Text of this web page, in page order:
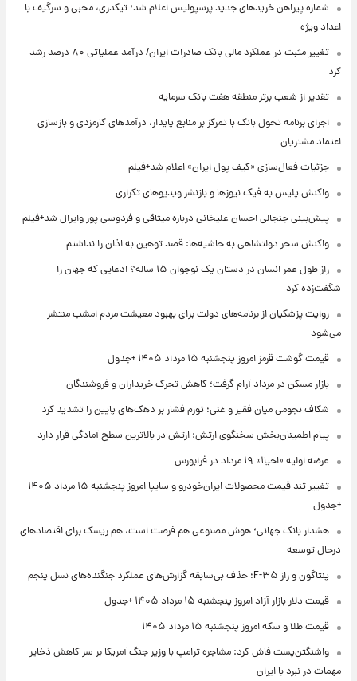
شماره پیراهن خریدهای جدید پرسپولیس اعلام شد؛ تیکدری، محبی و سرگیف با
اعداد ویژه
تغییر مثبت در عملکرد مالی بانک صادرات ایران/ درآمد عملیاتی ۸۰ درصد رشد
کرد
تقدیر از شعب برتر منطقه هفت بانک سرمایه
اجرای برنامه تحول بانک با تمرکز بر منابع پایدار، درآمدهای کارمزدی و بازسازی
اعتماد مشتریان
جزئیات فعال‌سازی «کیف پول ایران» اعلام شد+فیلم
واکنش پلیس به فیک نیوزها و بازنشر ویدیوهای تکراری
پیش‌بینی جنجالی احسان علیخانی درباره میثاقی و فردوسی پور وایرال شد+فیلم
واکنش سحر دولتشاهی به حاشیه‌ها: قصد توهین به اذان را نداشتم
راز طول عمر انسان در دستان یک نوجوان ۱۵ ساله؟ ادعایی که جهان را
شگفت‌زده کرد
روایت پزشکیان از برنامه‌های دولت برای بهبود معیشت مردم امشب منتشر
می‌شود
قیمت گوشت قرمز امروز پنجشنبه ۱۵ مرداد ۱۴۰۵ +جدول
بازار مسکن در مرداد آرام گرفت؛ کاهش تحرک خریداران و فروشندگان
شکاف نجومی میان فقیر و غنی؛ تورم فشار بر دهک‌های پایین را تشدید کرد
پیام اطمینان‌بخش سخنگوی ارتش: ارتش در بالاترین سطح آمادگی قرار دارد
عرضه اولیه «احیا۱» ۱۹ مرداد در فرابورس
تغییر تند قیمت محصولات ایران‌خودرو و سایپا امروز پنجشنبه ۱۵ مرداد ۱۴۰۵
+جدول
هشدار بانک جهانی؛ هوش مصنوعی هم فرصت است، هم ریسک برای اقتصادهای
درحال توسعه
پنتاگون و راز F-۳۵؛ حذف بی‌سابقه گزارش‌های عملکرد جنگنده‌های نسل پنجم
قیمت دلار بازار آزاد امروز پنجشنبه ۱۵ مرداد ۱۴۰۵ +جدول
قیمت طلا و سکه امروز پنجشنبه ۱۵ مرداد ۱۴۰۵
واشنگتن‌پست فاش کرد: مشاجره ترامپ با وزیر جنگ آمریکا بر سر کاهش ذخایر
مهمات در نبرد با ایران